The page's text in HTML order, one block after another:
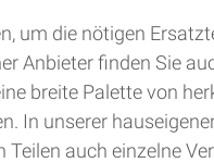
um die nötigen
Anbieter finden Sie
breite Palette von
In unserer
auch einzelne